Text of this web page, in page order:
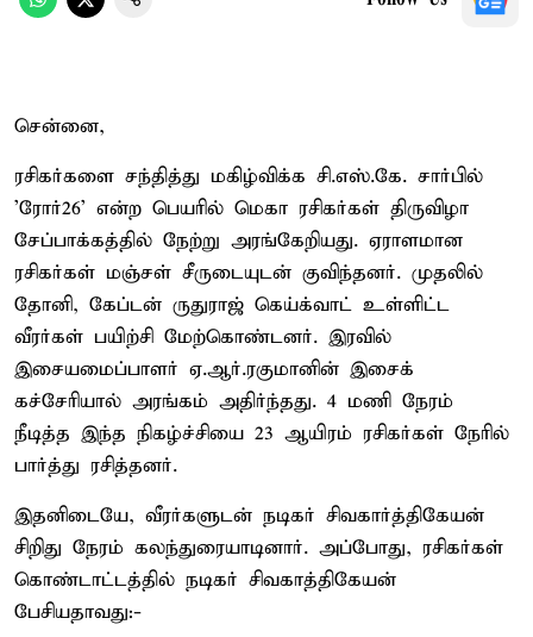
சென்னை,
ரசிகர்களை சந்தித்து மகிழ்விக்க சி.எஸ்.கே. சார்பில்
'ரோர்26' என்ற பெயரில் மெகா ரசிகர்கள் திருவிழா
சேப்பாக்கத்தில் நேற்று அரங்கேறியது. ஏராளமான
ரசிகர்கள் மஞ்சள் சீருடையுடன் குவிந்தனர். முதலில்
தோனி, கேப்டன் ருதுராஜ் கெய்க்வாட் உள்ளிட்ட
வீரர்கள் பயிற்சி மேற்கொண்டனர். இரவில்
இசையமைப்பாளர் ஏ.ஆர்.ரகுமானின் இசைக்
கச்சேரியால் அரங்கம் அதிர்ந்தது. 4 மணி நேரம்
நீடித்த இந்த நிகழ்ச்சியை 23 ஆயிரம் ரசிகர்கள் நேரில்
பார்த்து ரசித்தனர்.
இதனிடையே, வீரர்களுடன் நடிகர் சிவகார்த்திகேயன்
சிறிது நேரம் கலந்துரையாடினார். அப்போது, ரசிகர்கள்
கொண்டாட்டத்தில் நடிகர் சிவகாத்திகேயன்
பேசியதாவது:-